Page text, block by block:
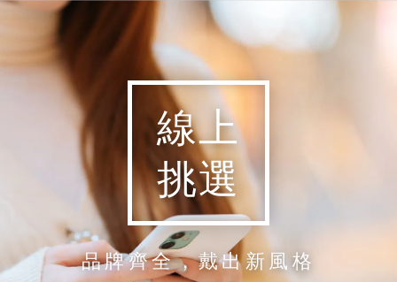
線上
挑選
品牌齊全，戴出新風格